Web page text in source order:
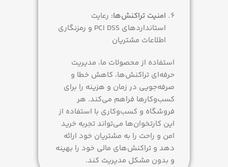
امنیت تراکنش‌ها: رعایت
استانداردهای PCI DSS و رمزنگاری
اطلاعات مشتریان
استفاده از محصولات ما، مدیریت
حرفه‌ای تراکنش‌ها، کاهش خطا و
صرفه‌جویی در زمان و هزینه را برای
کسب‌وکارها فراهم می‌کند. هر
فروشگاه و کسب‌وکاری با استفاده از
این کارتخوان‌ها می‌تواند تجربه خرید
امن و راحت را به مشتریان خود ارائه
دهد و تراکنش‌های مالی خود را بهینه
و بدون مشکل مدیریت کند.